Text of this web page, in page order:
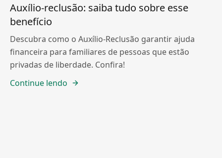
Auxílio-reclusão: saiba tudo sobre esse
benefício
Descubra como o Auxílio-Reclusão garantir ajuda
financeira para familiares de pessoas que estão
privadas de liberdade. Confira!
Continue lendo